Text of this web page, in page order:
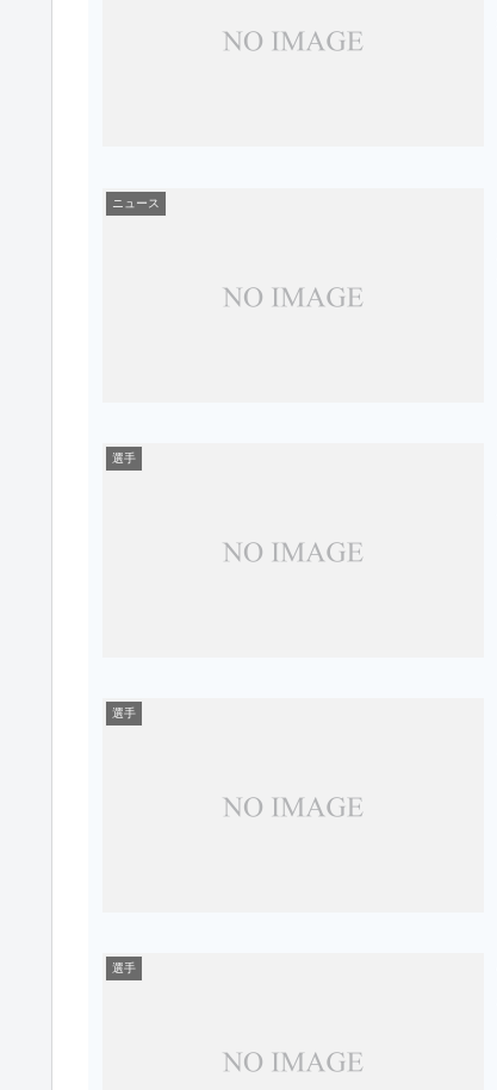
ニュース
選手
選手
選手